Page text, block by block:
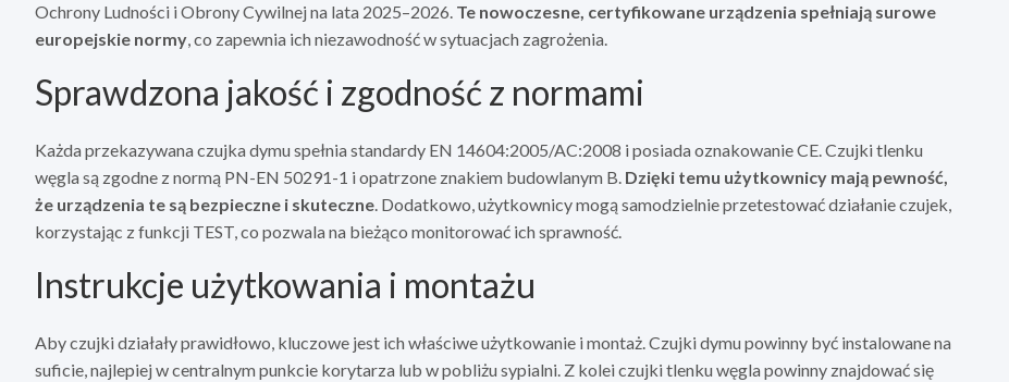
Ochrony Ludności i Obrony Cywilnej na lata 2025–2026. Te nowoczesne, certyfikowane urządzenia spełniają surowe
europejskie normy, co zapewnia ich niezawodność w sytuacjach zagrożenia.
Sprawdzona jakość i zgodność z normami
Każda przekazywana czujka dymu spełnia standardy EN 14604:2005/AC:2008 i posiada oznakowanie CE. Czujki tlenku
węgla są zgodne z normą PN-EN 50291-1 i opatrzone znakiem budowlanym B. Dzięki temu użytkownicy mają pewność,
że urządzenia te są bezpieczne i skuteczne. Dodatkowo, użytkownicy mogą samodzielnie przetestować działanie czujek,
korzystając z funkcji TEST, co pozwala na bieżąco monitorować ich sprawność.
Instrukcje użytkowania i montażu
Aby czujki działały prawidłowo, kluczowe jest ich właściwe użytkowanie i montaż. Czujki dymu powinny być instalowane na
suficie, najlepiej w centralnym punkcie korytarza lub w pobliżu sypialni. Z kolei czujki tlenku węgla powinny znajdować się